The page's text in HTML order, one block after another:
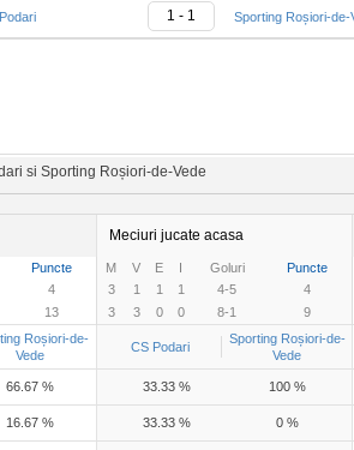
1 - 1 Sporting Roșiori-de-
si Sporting Roșiori-de-Vede
Meciuri jucate acasa
Puncte M V E I Goluri Puncte
4 3 1 1 1 4-5 4
13 3 3 0 0 8-1 9
Roșiori-de-
Vede
CS Podari
Sporting Roșiori-de-
Vede
66.67 % 33.33 % 100 %
16.67 % 33.33 % 0 %